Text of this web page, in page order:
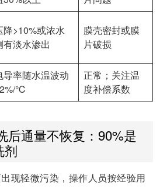
降>10%或浓水
有淡水渗出
膜壳密封或膜
片破损
导率随水温波动
℃
正常；关注温
度补偿系数
通量不恢复：90%是
剂
现轻微污染，操作人员按经验用